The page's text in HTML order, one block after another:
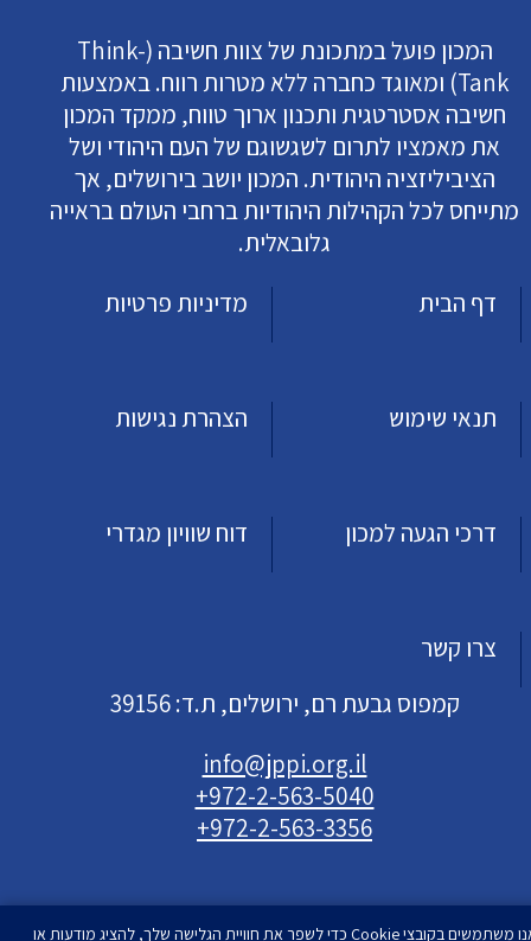
המכון פועל במתכונת של צוות חשיבה (Think-
Tank) ומאוגד כחברה ללא מטרות רווח. באמצעות
חשיבה אסטרטגית ותכנון ארוך טווח, ממקד המכון
את מאמציו לתרום לשגשוגם של העם היהודי ושל
הציביליזציה היהודית. המכון יושב בירושלים, אך
מתייחס לכל הקהילות היהודיות ברחבי העולם בראייה
גלובאלית.
דף הבית
מדיניות פרטיות
תנאי שימוש הצהרת נגישות
דרכי הגעה למכון דוח שוויון מגדרי
צרו קשר
קמפוס גבעת רם, ירושלים, ת.ד: 39156
info@jppi.org.il
+972-2-563-5040
+972-2-563-3356
אנו משתמשים בקובצי Cookie כדי לשפר את חוויית הגלישה שלך, להציג מודעות או